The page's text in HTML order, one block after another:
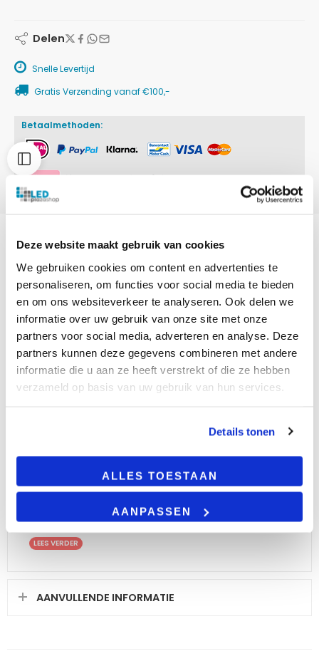
Deze website maakt gebruik van cookies
We gebruiken cookies om content en advertenties te
personaliseren, om functies voor social media te bieden
en om ons websiteverkeer te analyseren. Ook delen we
informatie over uw gebruik van onze site met onze
partners voor social media, adverteren en analyse. Deze
partners kunnen deze gegevens combineren met andere
informatie die u aan ze heeft verstrekt of die ze hebben
verzameld op basis van uw gebruik van hun services.
Details tonen
ALLES TOESTAAN
AANPASSEN
Delen
Snelle Levertijd
Gratis Verzending vanaf €100,-
Betaalmethoden:
BESCHRIJVING
Complete rail verlichting
Voeg een modern vleugje verlichting toe aan uw
ruimte door middel van dit complete railsysteem.
Stop met zoeken naar railsystemen waarbij u de
onderdelen zelf bij elkaar moet zoeken en ga voor
deze verlichting geeft u een tijdloos karakter mee
zodat u naar eigen behoefte de lichtsterkte kunt
aanpassen. Dit product wordt gemonteerd op
het plafond en aangesloten op netstroom. Het
bevat de volgende producten:
LEES VERDER
AANVULLENDE INFORMATIE